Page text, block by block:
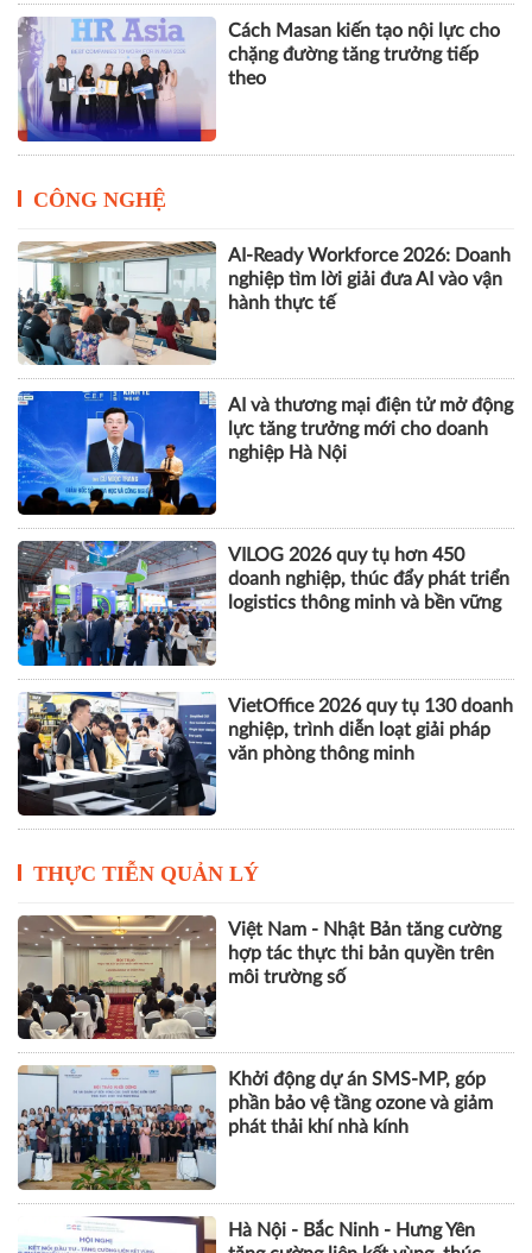
GPBank mở rộng hệ sinh thái tài
chính, đồng hành cùng nhịp phát
triển số của Thủ đô
CÔNG NGHỆ
AI-Ready Workforce 2026: Doanh
nghiệp tìm lời giải đưa AI vào vận
hành thực tế
AI và thương mại điện tử mở động
lực tăng trưởng mới cho doanh
nghiệp Hà Nội
VILOG 2026 quy tụ hơn 450
doanh nghiệp, thúc đẩy phát triển
logistics thông minh và bền vững
VietOffice 2026 quy tụ 130 doanh
THỰC TIỄN QUẢN LÝ
Việt Nam - Nhật Bản tăng cường
hợp tác thực thi bản quyền trên
môi trường số
Khởi động dự án SMS-MP, góp